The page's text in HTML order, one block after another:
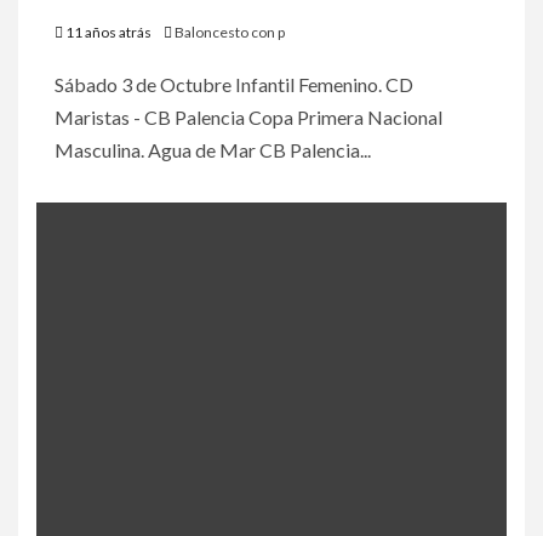
11 años atrás Baloncesto con p
Sábado 3 de Octubre Infantil Femenino. CD
Maristas - CB Palencia Copa Primera Nacional
Masculina. Agua de Mar CB Palencia...